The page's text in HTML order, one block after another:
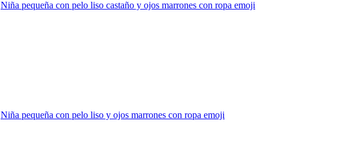
Niña pequeña con pelo liso castaño y ojos marrones con ropa emoji
Niña pequeña con pelo liso y ojos marrones con ropa emoji